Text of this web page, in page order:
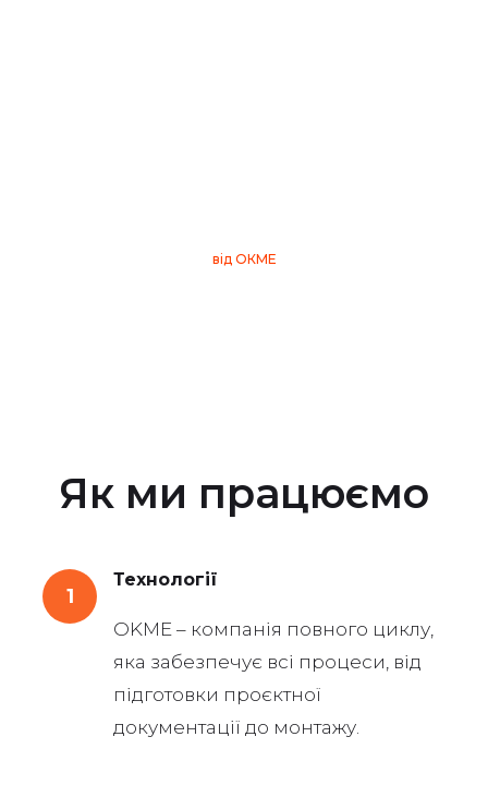
від ОКМЕ
Як ми працюємо
1
Технології
OKME – компанія повного циклу,
яка забезпечує всі процеси, від
підготовки проєктної
документації до монтажу.